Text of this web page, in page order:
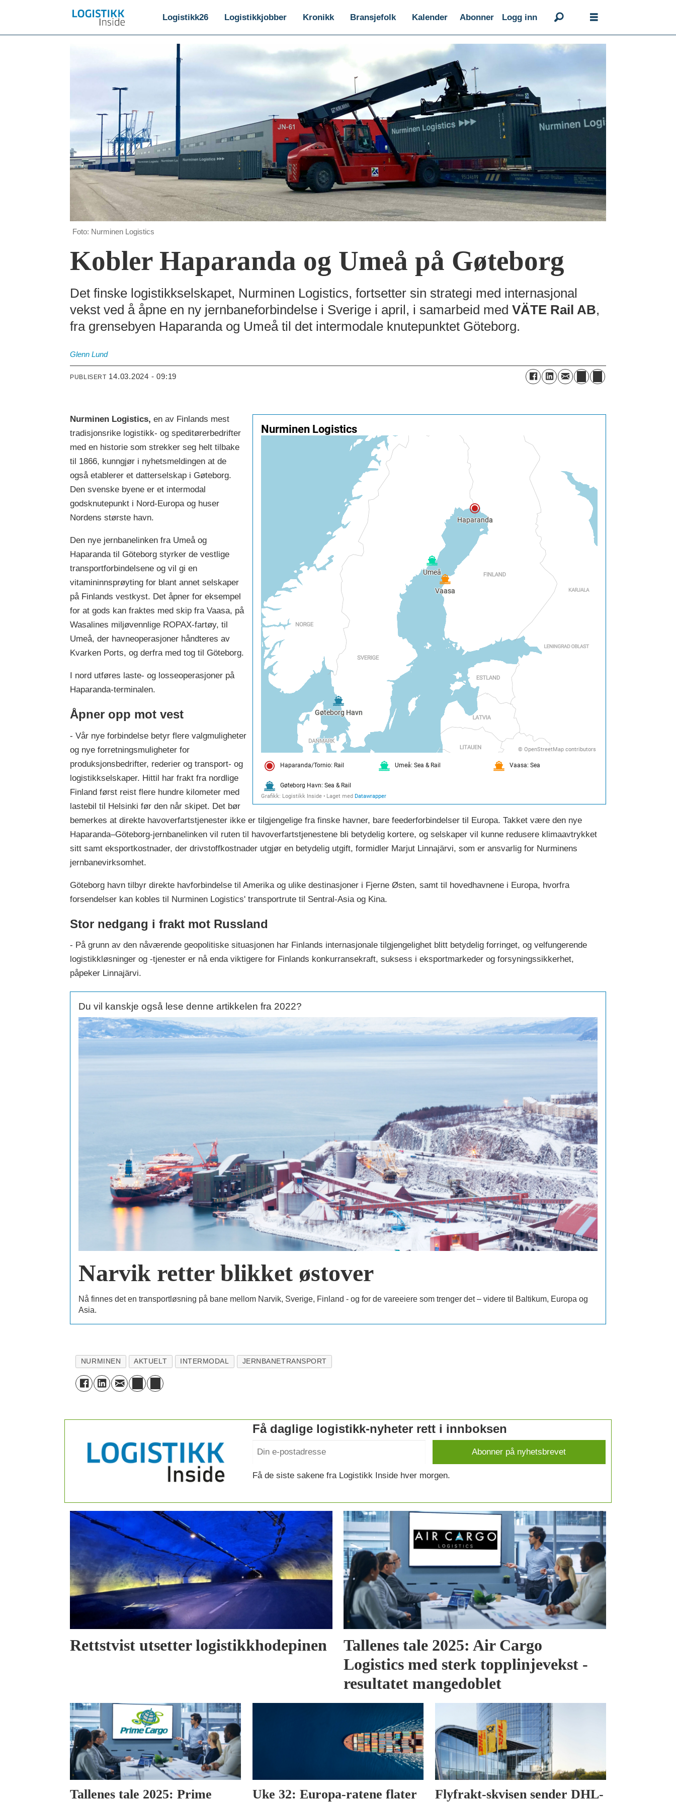
Logistikk26 Logistikkjobber Kronikk Bransjefolk Kalender Abonner Logg inn
Foto: Nurminen Logistics
Kobler Haparanda og Umeå på Gøteborg
Det finske logistikkselskapet, Nurminen Logistics, fortsetter sin strategi med internasjonal
vekst ved å åpne en ny jernbaneforbindelse i Sverige i april, i samarbeid medVÄTE Rail AB,
fra grensebyen Haparanda og Umeå til det intermodale knutepunktet Göteborg.
Glenn Lund
PUBLISERT 14.03.2024 - 09:19
Nurminen Logistics,en av Finlands mest
tradisjonsrike logistikk- og speditørerbedrifter
med en historie som strekker seg helt tilbake
til 1866, kunngjør i nyhetsmeldingen at de
også etablerer et datterselskap i Gøteborg.
Den svenske byene er et intermodal
godsknutepunkt i Nord-Europa og huser
Nordens største havn.
Den nye jernbanelinken fra Umeå og
Haparanda til Göteborg styrker de vestlige
transportforbindelsene og vil gi en
vitamininnsprøyting for blant annet selskaper
på Finlands vestkyst. Det åpner for eksempel
for at gods kan fraktes med skip fra Vaasa, på
Wasalines miljøvennlige ROPAX-fartøy, til
Umeå, der havneoperasjoner håndteres av
Kvarken Ports, og derfra med tog til Göteborg.
I nord utføres laste- og losseoperasjoner på
Haparanda-terminalen.
Åpner opp mot vest
- Vår nye forbindelse betyr flere valgmuligheter
og nye forretningsmuligheter for
produksjonsbedrifter, rederier og transport- og
logistikkselskaper. Hittil har frakt fra nordlige
Finland først reist flere hundre kilometer med
lastebil til Helsinki før den når skipet. Det bør
bemerkes at direkte havoverfartstjenester ikke er tilgjengelige fra finske havner, bare feederforbindelser til Europa. Takket være den nye
Haparanda–Göteborg-jernbanelinken vil ruten til havoverfartstjenestene bli betydelig kortere, og selskaper vil kunne redusere klimaavtrykket
sitt samt eksportkostnader, der drivstoffkostnader utgjør en betydelig utgift, formidler Marjut Linnajärvi, som er ansvarlig for Nurminens
jernbanevirksomhet.
Göteborg havn tilbyr direkte havforbindelse til Amerika og ulike destinasjoner i Fjerne Østen, samt til hovedhavnene i Europa, hvorfra
forsendelser kan kobles til Nurminen Logistics' transportrute til Sentral-Asia og Kina.
Stor nedgang i frakt mot Russland
- På grunn av den nåværende geopolitiske situasjonen har Finlands internasjonale tilgjengelighet blitt betydelig forringet, og velfungerende
logistikkløsninger og -tjenester er nå enda viktigere for Finlands konkurransekraft, suksess i eksportmarkeder og forsyningssikkerhet,
påpeker Linnajärvi.
Du vil kanskje også lese denne artikkelen fra 2022?
Narvik retter blikket østover
Nå finnes det en transportløsning på bane mellom Narvik, Sverige, Finland - og for de vareeiere som trenger det – videre til Baltikum, Europa og
Asia.
NURMINEN AKTUELT INTERMODAL JERNBANETRANSPORT
Få daglige logistikk-nyheter rett i innboksen
Få de siste sakene fra Logistikk Inside hver morgen.
Rettstvist utsetter logistikkhodepinen
Tallenes tale 2025: Air Cargo
Logistics med sterk topplinjevekst -
resultatet mangedoblet
Tallenes tale 2025: Prime Uke 32: Europa-ratene flater Flyfrakt-skvisen sender DHL-